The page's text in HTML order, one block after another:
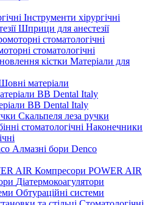
Інструменти хірургічні
Шприци для анестезії
стоматологічні
Матеріали для
матеріали
BB Dental Italy
Скальпеля леза ручки
Наконечники
Алмазні бори Denco
Компресори POWER AIR
Діатермокоагулятори
Обтураційні системи